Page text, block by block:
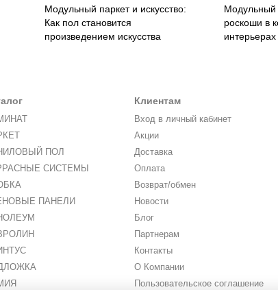
Модульный паркет и искусство:
Как пол становится
произведением искусства
Модульный
роскоши в
интерьерах
ПОЛ
СИСТЕМЫ
ПАНЕЛИ
Клиентам
Вход в личный кабинет
Акции
Доставка
Оплата
Возврат/обмен
Новости
Блог
Партнерам
Контакты
О Компании
Пользовательское соглашение